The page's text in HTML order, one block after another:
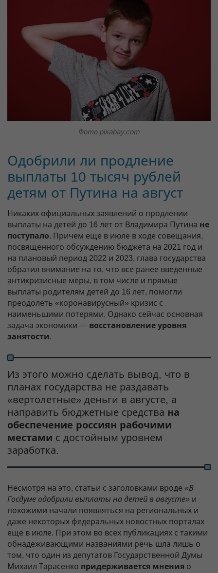
Фото pixabay.com
Одобрили ли продление
выплаты 10 тысяч рублей
детям от Путина на август
Никаких официальных заявлений о продлении
выплаты на детей до 16 лет от Владимира Путина не
поступало. Причем еще в июле в ходе совещания,
посвященного обсуждению бюджета на 2021 год и
на плановый период 2022 и 2023, глава государства
обратил внимание на то, что все ранее введенные
антикризисные меры, в том числе и прямые
выплаты родителям детей до 16 лет, помогли
преодолеть «коронавирусный» кризис с
наименьшими потерями. Однако сейчас основная
задача экономики — восстановление уровня
занятости.
Из этого можно сделать вывод, что в
планах государства не раздавать
«вертолетные» деньги в августе, а
направить бюджетные средства на
обеспечение россиян рабочими
местами с достойным уровнем
заработка.
Несмотря на это, статьи с заголовками вроде «В
Госдуме одобрили выплаты на детей в августе» и
похожими начали появляться на региональных и
даже некоторых федеральных новостных порталах
еще в июле. При этом во всех публикациях с такими
обнадеживающими названиями речь шла лишь о
том, что один из депутатов Государственной Думы
Михаил Тарасенко придерживается мнения о